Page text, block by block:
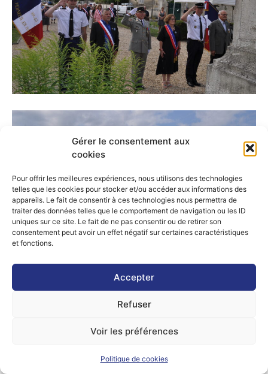
Gérer le consentement aux
cookies
Pour offrir les meilleures expériences, nous utilisons des technologies
telles que les cookies pour stocker et/ou accéder aux informations des
appareils. Le fait de consentir à ces technologies nous permettra de
traiter des données telles que le comportement de navigation ou les ID
uniques sur ce site. Le fait de ne pas consentir ou de retirer son
consentement peut avoir un effet négatif sur certaines caractéristiques
et fonctions.
Accepter
Refuser
Voir les préférences
Politique de cookies